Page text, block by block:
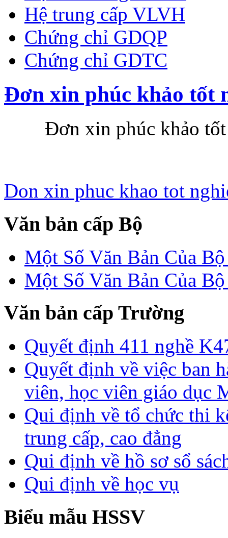
Hệ trung cấp VLVH
Chứng chỉ GDQP
Chứng chỉ GDTC
Đơn xin phúc khảo tốt
Đơn xin phúc khảo tốt
Don xin phuc khao tot
Văn bản cấp Bộ
Một Số Văn Bản Của
Một Số Văn Bản Của
Văn bản cấp Trường
Quyết định 411 nghề
Quyết định về việc ban
viên, học viên giáo dục
Qui định về tổ chức thi
trung cấp, cao đẳng
Qui định về hồ sơ sổ
Qui định về học vụ
Biểu mẫu HSSV